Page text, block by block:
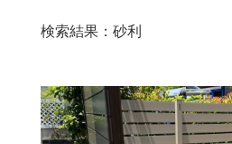
検索結果：砂利